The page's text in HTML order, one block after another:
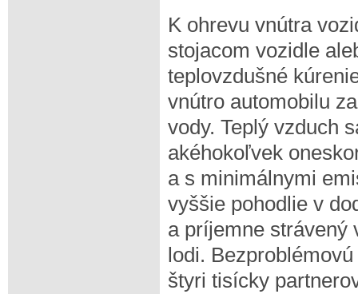
K ohrevu vnútra
stojacom vozidle
teplovzdušné
vnútro automobilu
vody. Teplý vzduch
akéhokoľvek
a s minimálnymi
vyššie pohodlie v
a príjemne strávený
lodi.
štyri tisícky